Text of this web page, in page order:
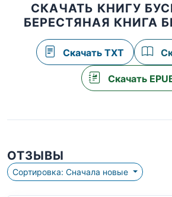
СКАЧАТЬ КНИГУ
БЕРЕСТЯНАЯ КНИГА
Скачать TXT
Скачать
ОТЗЫВЫ
Сортировка: Сначала новые